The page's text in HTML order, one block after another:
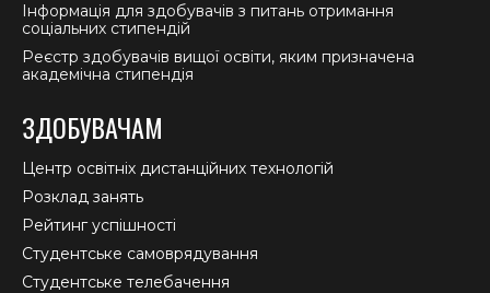
Інформація для здобувачів з питань отримання
соціальних стипендій
Реєстр здобувачів вищої освіти, яким призначена
академічна стипендія
ЗДОБУВАЧАМ
Центр освітніх дистанційних технологій
Розклад занять
Рейтинг успішності
Студентське самоврядування
Студентське телебачення